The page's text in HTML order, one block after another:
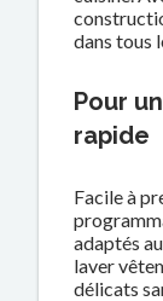
dans tous
Pour
rapide
Facile à
adaptés
laver
délicats